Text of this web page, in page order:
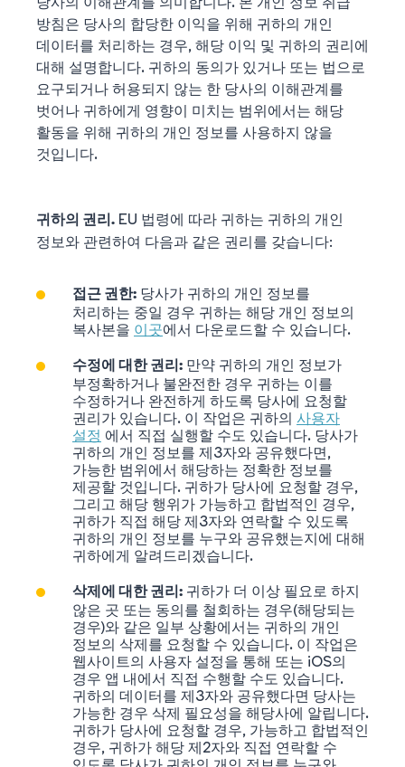
방침은 당사의 합당한 이익을 위해 귀하의 개인
데이터를 처리하는 경우, 해당 이익 및 귀하의 권리에
대해 설명합니다. 귀하의 동의가 있거나 또는 법으로
요구되거나 허용되지 않는 한 당사의 이해관계를
벗어나 귀하에게 영향이 미치는 범위에서는 해당
활동을 위해 귀하의 개인 정보를 사용하지 않을
것입니다.
귀하의 권리. EU 법령에 따라 귀하는 귀하의 개인
정보와 관련하여 다음과 같은 권리를 갖습니다:
접근 권한: 당사가 귀하의 개인 정보를
처리하는 중일 경우 귀하는 해당 개인 정보의
복사본을 이곳에서 다운로드할 수 있습니다.
수정에 대한 권리: 만약 귀하의 개인 정보가
부정확하거나 불완전한 경우 귀하는 이를
수정하거나 완전하게 하도록 당사에 요청할
권리가 있습니다. 이 작업은 귀하의 사용자
설정 에서 직접 실행할 수도 있습니다. 당사가
귀하의 개인 정보를 제3자와 공유했다면,
가능한 범위에서 해당하는 정확한 정보를
제공할 것입니다. 귀하가 당사에 요청할 경우,
그리고 해당 행위가 가능하고 합법적인 경우,
귀하가 직접 해당 제3자와 연락할 수 있도록
귀하의 개인 정보를 누구와 공유했는지에 대해
귀하에게 알려드리겠습니다.
삭제에 대한 권리: 귀하가 더 이상 필요로 하지
않은 곳 또는 동의를 철회하는 경우(해당되는
경우)와 같은 일부 상황에서는 귀하의 개인
정보의 삭제를 요청할 수 있습니다. 이 작업은
웹사이트의 사용자 설정을 통해 또는 iOS의
경우 앱 내에서 직접 수행할 수도 있습니다.
귀하의 데이터를 제3자와 공유했다면 당사는
가능한 경우 삭제 필요성을 해당사에 알립니다.
귀하가 당사에 요청할 경우, 가능하고 합법적인
경우, 귀하가 해당 제2자와 직접 연락할 수